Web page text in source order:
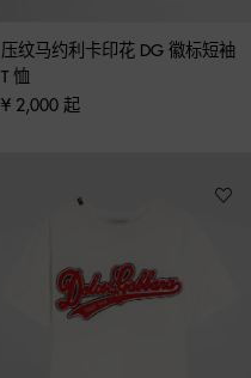
压纹马约利卡印花 DG 徽标短袖
T 恤
¥ 2,000 起